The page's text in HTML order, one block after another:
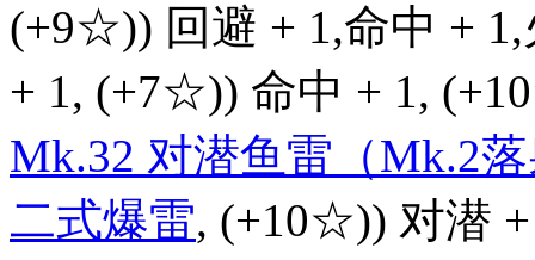
(+9☆)) 回避 + 1,命中 +
+ 1, (+7☆)) 命中 + 1,
Mk.32 对潜鱼雷（Mk.2
二式爆雷, (+10☆)) 对潜